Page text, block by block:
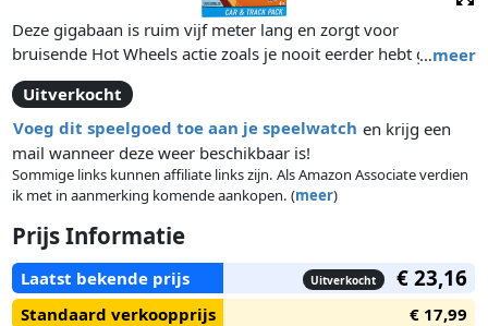
…meer
Deze gigabaan is ruim vijf meter lang en zorgt voor
bruisende Hot Wheels actie zoals je nooit eerder hebt gezien!
Laat je Hot Wheels auto over de baan scheuren en over de
megalange rechte baan racen. Of test de snelheid van andere
auto's uit je verzameling en zie welke auto de kracht heeft om
de race te winnen. Inclusief Hot Wheels auto zodat je meteen
kunt spelen.
Uitverkocht
Voeg dit speelgoed toe aan je speelwatch en krijg een
mail wanneer deze weer beschikbaar is!
Sommige links kunnen affiliate links zijn. Als Amazon Associate verdien
ik met in aanmerking komende aankopen. (meer)
Prijs Informatie
Laatst bekende prijs Uitverkocht € 23,16
Standaard verkoopprijs
€ 17,99